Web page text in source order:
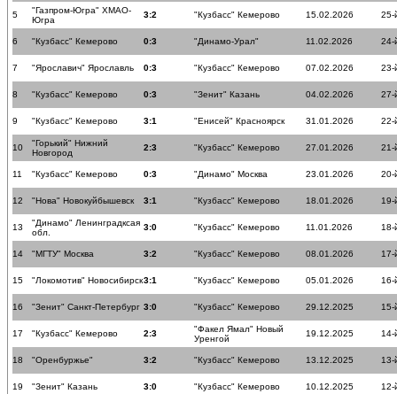
5
"Газпром-Югра" ХМАО-
Югра
3:2 "Кузбасс" Кемерово 15.02.2026 25-
6 "Кузбасс" Кемерово 0:3 "Динамо-Урал" 11.02.2026 24-
7 "Ярославич" Ярославль 0:3 "Кузбасс" Кемерово 07.02.2026 23-
8 "Кузбасс" Кемерово 0:3 "Зенит" Казань 04.02.2026 27-
9 "Кузбасс" Кемерово 3:1 "Енисей" Красноярск 31.01.2026 22-
10
"Горький" Нижний
Новгород
2:3 "Кузбасс" Кемерово 27.01.2026 21-
11 "Кузбасс" Кемерово 0:3 "Динамо" Москва 23.01.2026 20-
12 "Нова" Новокуйбышевск 3:1 "Кузбасс" Кемерово 18.01.2026 19-
13
"Динамо" Ленинградксая
обл.
3:0 "Кузбасс" Кемерово 11.01.2026 18-
14 "МГТУ" Москва 3:2 "Кузбасс" Кемерово 08.01.2026 17-
15 "Локомотив" Новосибирск3:1 "Кузбасс" Кемерово 05.01.2026 16-
16 "Зенит" Санкт-Петербург 3:0 "Кузбасс" Кемерово 29.12.2025 15-
17 "Кузбасс" Кемерово 2:3
"Факел Ямал" Новый
Уренгой
19.12.2025 14-
18 "Оренбуржье" 3:2 "Кузбасс" Кемерово 13.12.2025 13-
19 "Зенит" Казань 3:0 "Кузбасс" Кемерово 10.12.2025 12-